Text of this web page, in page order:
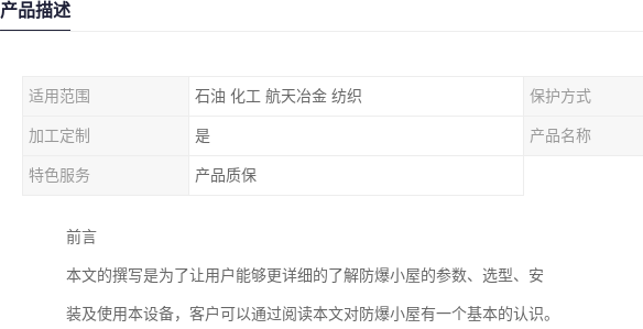
产品描述
适用范围 石油 化工 航天冶金 纺织 保护方式
加工定制 是 产品名称
特色服务 产品质保
前言
本文的撰写是为了让用户能够更详细的了解防爆小屋的参数、选型、安
装及使用本设备，客户可以通过阅读本文对防爆小屋有一个基本的认识。